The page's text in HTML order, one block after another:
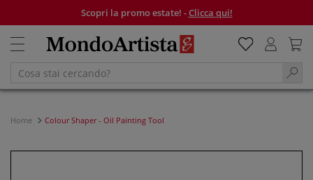
Scopri la promo estate! -Clicca qui!
Home Colour Shaper - Oil Painting Tool